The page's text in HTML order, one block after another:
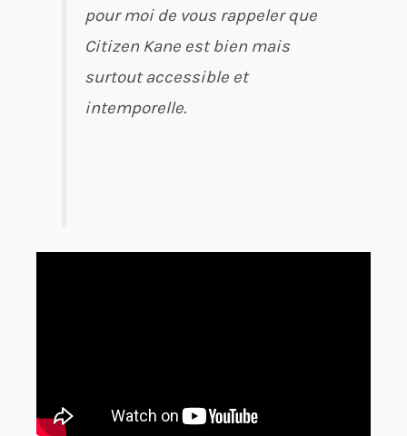
pour moi de vous rappeler que
Citizen Kane est bien mais
surtout accessible et
intemporelle.